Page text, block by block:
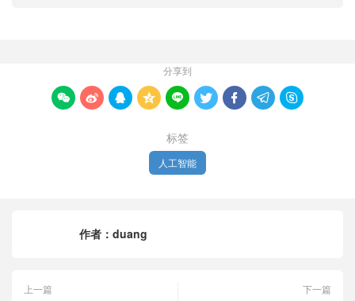
分享到
        
标签
人工智能
作者： duang
上一篇
下一篇